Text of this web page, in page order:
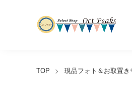
TOP 現品フォト＆お取置